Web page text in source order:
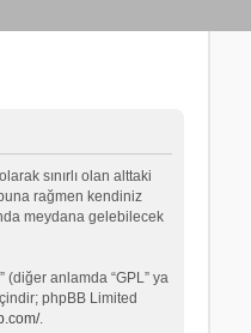
sınırlı olan alttaki
rağmen kendiniz
meydana gelebilecek
” (diğer anlamda “GPL” ya
phpBB Limited
.